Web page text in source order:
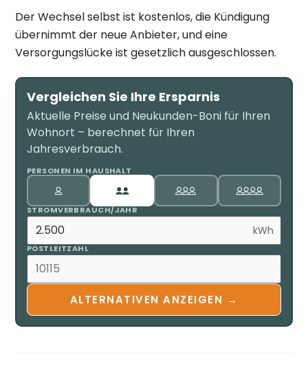
Der Wechsel selbst ist kostenlos, die Kündigung
übernimmt der neue Anbieter, und eine
Versorgungslücke ist gesetzlich ausgeschlossen.
Vergleichen Sie Ihre Ersparnis
Aktuelle Preise und Neukunden-Boni für Ihren
Wohnort – berechnet für Ihren
Jahresverbrauch.
PERSONEN IM HAUSHALT
STROMVERBRAUCH/JAHR
kWh
POSTLEITZAHL
ALTERNATIVEN ANZEIGEN →